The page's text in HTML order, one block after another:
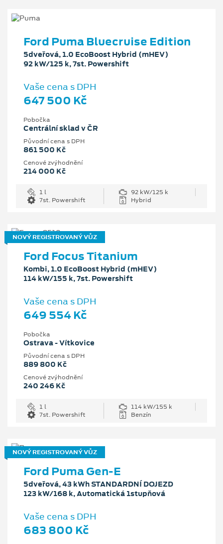
Ford Puma Bluecruise Edition
5dveřová, 1.0 EcoBoost Hybrid (mHEV)
92 kW/125 k, 7st. Powershift
Vaše cena s DPH
647 500 Kč
Pobočka
Centrální sklad v ČR
Původní cena s DPH
861 500 Kč
Cenové zvýhodnění
214 000 Kč
1 l
92 kW/125 k
7st. Powershift
Hybrid
NOVÝ REGISTROVANÝ VŮZ
Ford Focus Titanium
Kombi, 1.0 EcoBoost Hybrid (mHEV)
114 kW/155 k, 7st. Powershift
Vaše cena s DPH
649 554 Kč
Pobočka
Ostrava - Vítkovice
Původní cena s DPH
889 800 Kč
Cenové zvýhodnění
240 246 Kč
1 l
114 kW/155 k
7st. Powershift
Benzín
NOVÝ REGISTROVANÝ VŮZ
Ford Puma Gen-E
5dveřová, 43 kWh STANDARDNÍ DOJEZD
123 kW/168 k, Automatická 1stupňová
Vaše cena s DPH
683 800 Kč